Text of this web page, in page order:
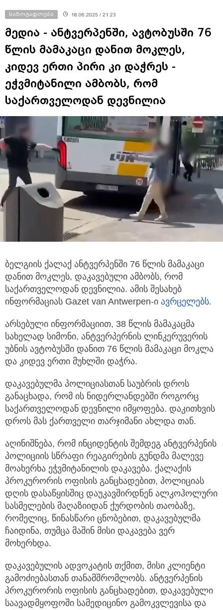
საზოგადოება 18.06.2025 / 21:23
მედია - ანტვერპენში, ავტობუსში 76
წლის მამაკაცი დანით მოკლეს,
კიდევ ერთი პირი კი დაჭრეს -
ეჭვმიტანილი ამბობს, რომ
საქართველოდან დევნილია
ბელგიის ქალაქ ანტვერპენში 76 წლის მამაკაცი
დანით მოკლეს, დაკავებული ამბობს, რომ
საქართველოდან დევნილია. ამის შესახებ
ინფორმაციას Gazet van Antwerpen-ი ავრცელებს.
არსებული ინფორმაციით, 38 წლის მამაკაცმა
სახელად სიმონი, ანტვერპერნის ლინკერუვერის
უბნის ავტობუსში დანით 76 წლის მამაკაცი მოკლა
და კიდევ ერთი მუხლში დაჭრა.
დაკავებულმა პოლიციასთან საუბრის დროს
განაცხადა, რომ ის ნიდერლანდებში როგორც
საქართველოდან დევნილი იმყოფება. დაკითხვის
დროს მას ქართველი თარჯიმანი ახლდა თან.
აღინიშნება, რომ ინციდენტის შემდეგ ანტვერპენის
პოლიციის სწრაფი რეაგირების გუნდმა მალევე
მოახერხა ეჭვმიტანილის დაკავება. ქალაქის
პროკურორის ოფისის განცხადებით, პოლიციას
დღის დასაწყისშიც დაუკავშირდნენ ალკოჰოლური
სასმელების მაღაზიიდან ქურდობის თაობაზე,
რომელიც, წინასწარი ცნობებით, დაკავებულმა
ჩაიდინა, თუმცა მაშინ მისი დაკავება ვერ
მოხერხდა.
დაკავებულის ადვოკატის თქმით, მისი კლიენტი
გამოძიებასთან თანამშრომლობს. ანტვერპენის
პროკურორის ოფისის განცხადებით, დაკავებული
საავადმყოფოში სამედიცინო გამოკვლევისა და